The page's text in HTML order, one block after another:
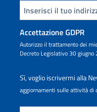
Inserisci la tua email
Accettazione GDPR
Autorizzo il trattamento dei
Decreto Legislativo 30
Sì, voglio iscrivermi alla
aggiornamenti sulle attività di